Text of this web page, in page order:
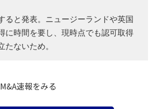
ると発表。ニュージーランドや英国
に時間を要し、現時点でも認可取得
たないため。
速報をみる